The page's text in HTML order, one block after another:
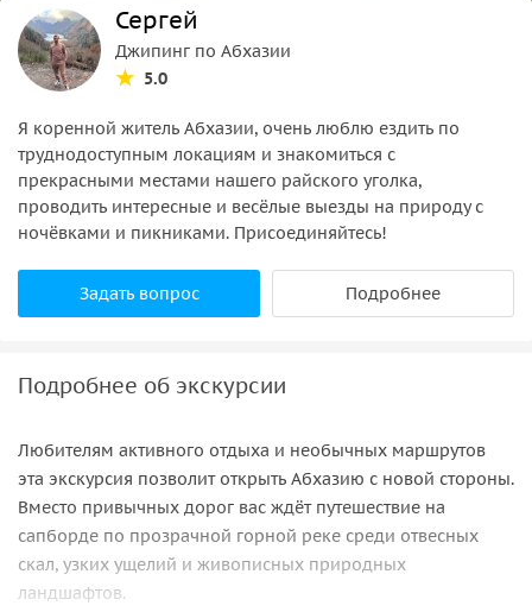
Сергей
Джипинг по Абхазии
5.0
Я коренной житель Абхазии, очень люблю ездить по
труднодоступным локациям и знакомиться с
прекрасными местами нашего райского уголка,
проводить интересные и весёлые выезды на природу с
ночёвками и пикниками. Присоединяйтесь!
Задать вопрос Подробнее
Подробнее об экскурсии
Любителям активного отдыха и необычных маршрутов
эта экскурсия позволит открыть Абхазию с новой стороны.
Вместо привычных дорог вас ждёт путешествие на
сапборде по прозрачной горной реке среди отвесных
скал, узких ущелий и живописных природных
ландшафтов.